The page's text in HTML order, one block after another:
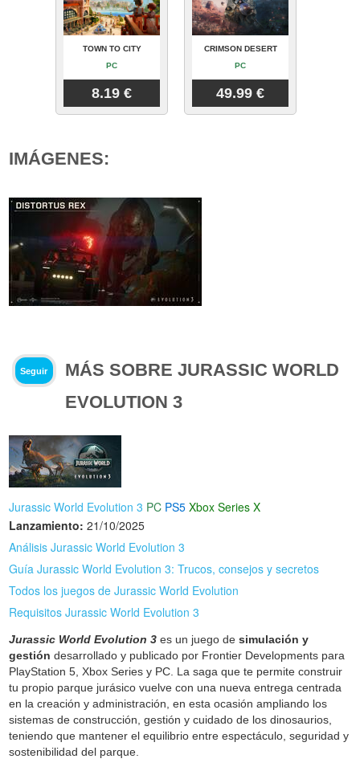
TOWN TO CITY
PC
8.19 €
CRIMSON DESERT
PC
49.99 €
IMÁGENES:
Seguir
MÁS SOBRE JURASSIC WORLD
EVOLUTION 3
Jurassic World Evolution 3 PC PS5 Xbox Series X
Lanzamiento: 21/10/2025
Análisis Jurassic World Evolution 3
Guía Jurassic World Evolution 3: Trucos, consejos y secretos
Todos los juegos de Jurassic World Evolution
Requisitos Jurassic World Evolution 3
Jurassic World Evolution 3 es un juego desimulación y
gestión desarrollado y publicado por Frontier Developments para
PlayStation 5, Xbox Series y PC. La saga que te permite construir
tu propio parque jurásico vuelve con una nueva entrega centrada
en la creación y administración, en esta ocasión ampliando los
sistemas de construcción, gestión y cuidado de los dinosaurios,
teniendo que mantener el equilibrio entre espectáculo, seguridad y
sostenibilidad del parque.